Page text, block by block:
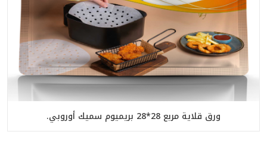
ورق قلاية مربع 28*28 بريميوم سميك أوروبي.